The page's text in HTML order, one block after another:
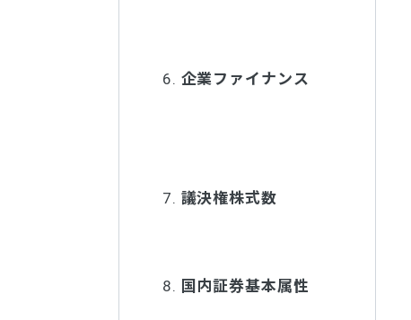
6. 企業ファイナンス
7. 議決権株式数
8. 国内証券基本属性